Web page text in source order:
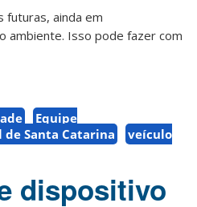
ainda em
ambiente. Isso pode fazer com
Equipe
de Santa Catarina
veículo
dispositivo